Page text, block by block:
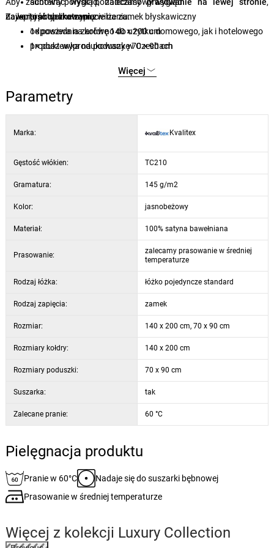
najlepiej po delikatnym zwilżeniu.
praktyczne zapięcie na zamek błyskawiczny
odpowiednia zarówno do użytku domowego, jak i hotelowego
produkt wyprodukowany w Czechach
Zawartość opakowania
1× poszwa na kołdrę 140 × 200 cm
1× poszewka na poduszkę 70 × 90 cm
Więcej
Parametry
Marka: Kvalitex
Gęstość włókien: TC210
Gramatura: 145 g/m2
Kolor: jasnobeżowy
Materiał: 100% satyna bawełniana
Prasowanie:
zalecamy prasowanie w średniej
temperaturze
Rodzaj łóżka: łóżko pojedyncze standard
Rodzaj zapięcia: zamek
Rozmiar: 140 x 200 cm, 70 x 90 cm
Rozmiary kołdry: 140 x 200 cm
Rozmiary poduszki: 70 x 90 cm
Suszarka: tak
Zalecane pranie: 60 °C
Pielęgnacja produktu
Pranie w 60°C
Nadaje się do suszarki bębnowej
Prasowanie w średniej temperaturze
Więcej z kolekcji Luxury Collection